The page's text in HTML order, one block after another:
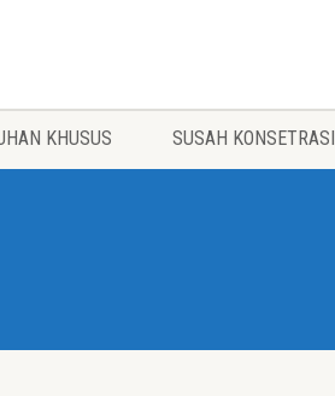
KHUSUS SUSAH KONSETRASI